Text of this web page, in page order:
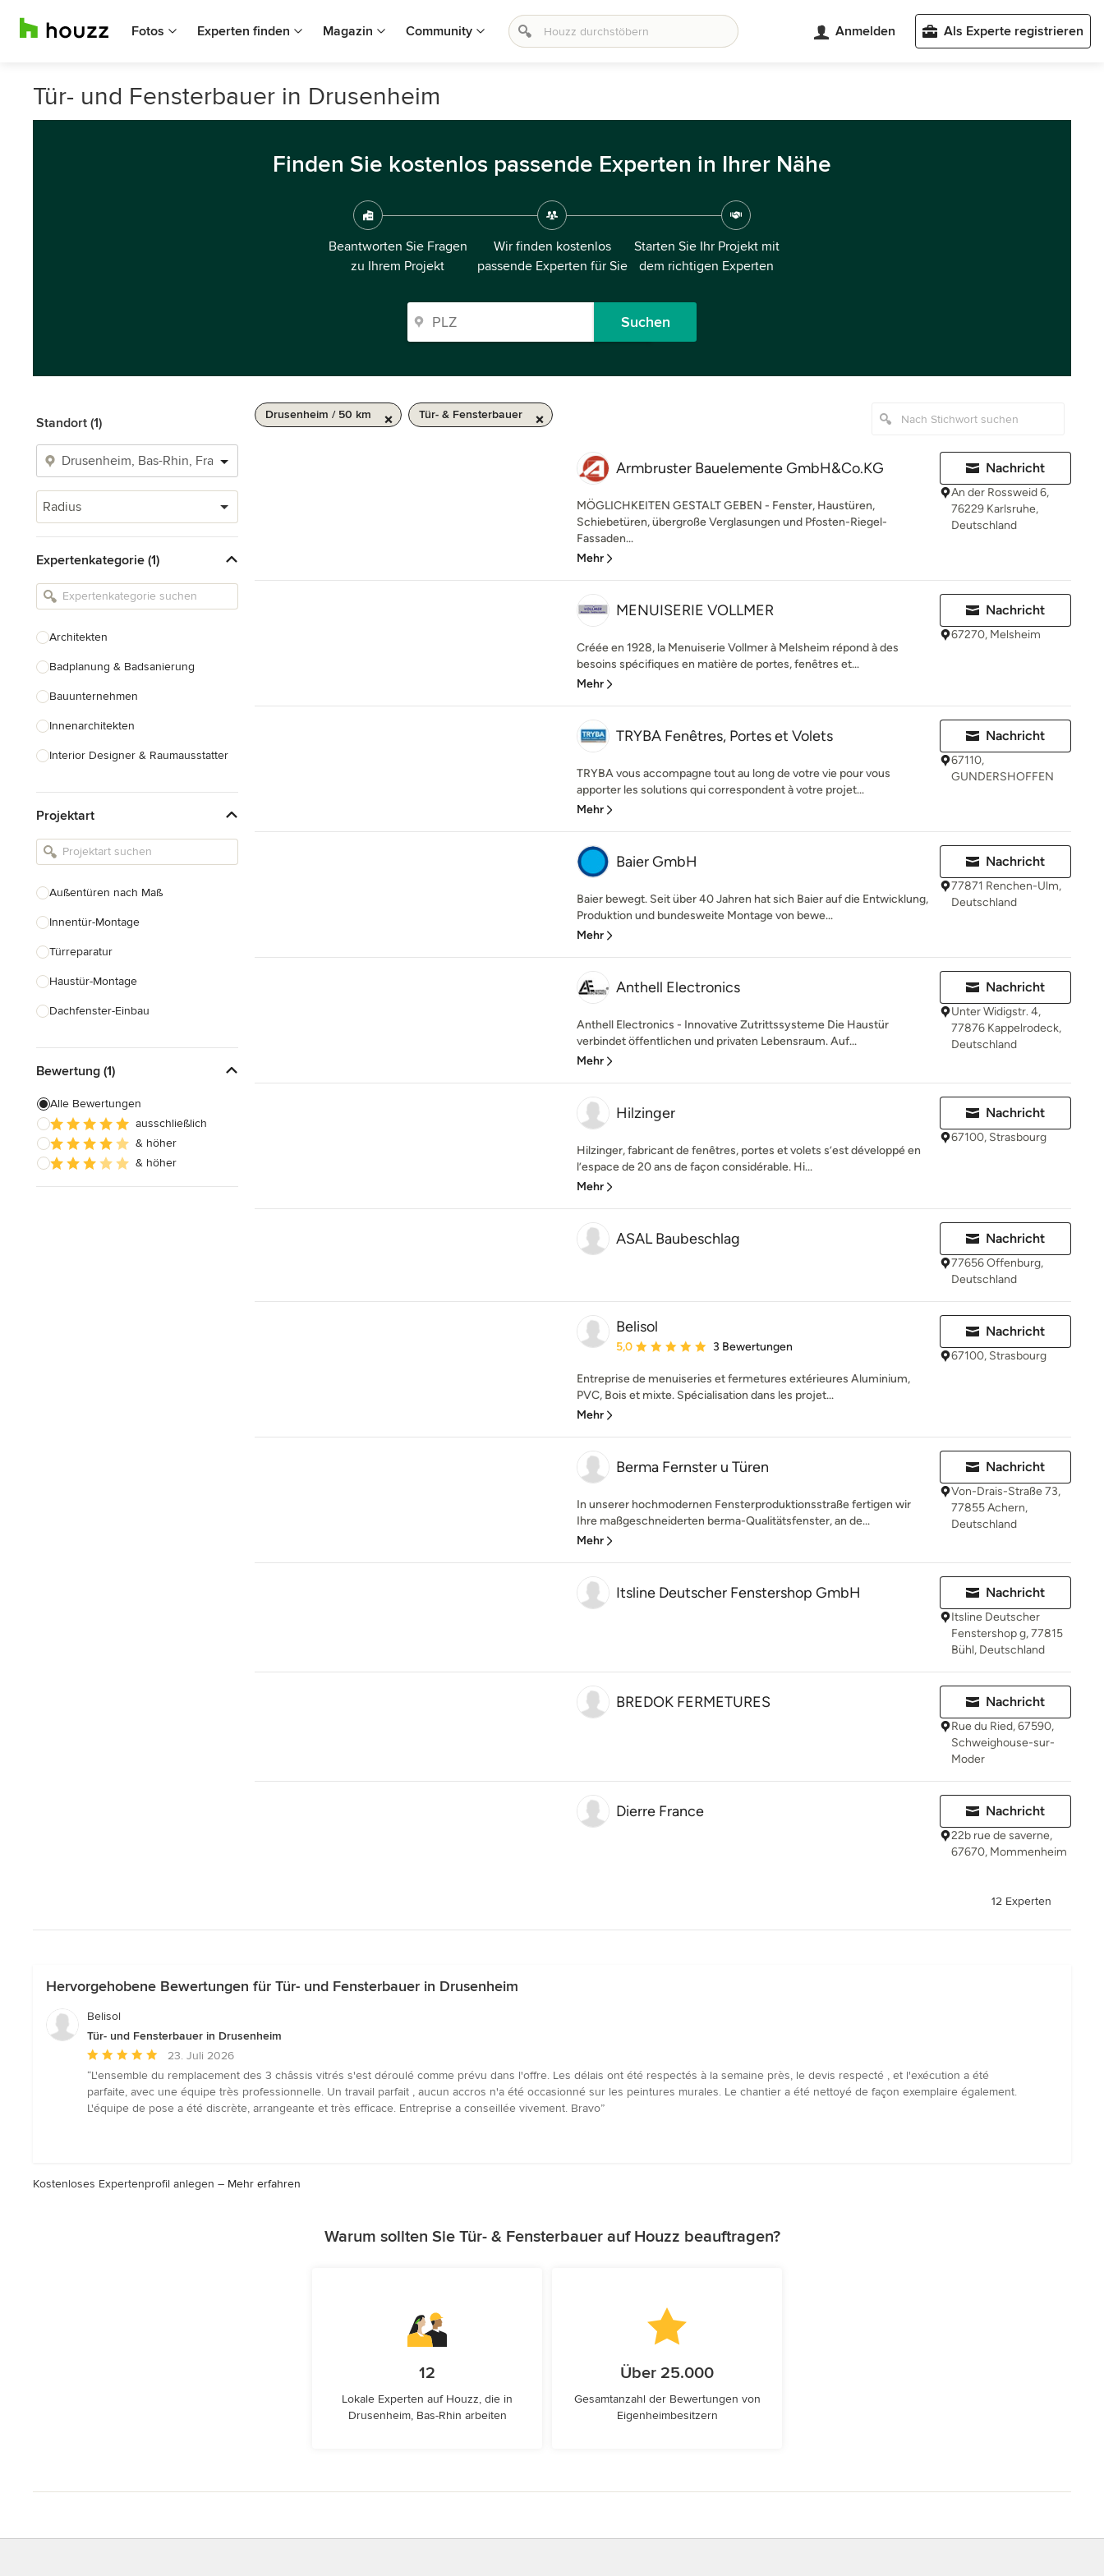
Fotos Experten finden Magazin Community Anmelden Als Experte registrieren
Tür- und Fensterbauer in Drusenheim
Finden Sie kostenlos passende Experten in Ihrer Nähe
Beantworten Sie Fragen
zu Ihrem Projekt
Wir finden kostenlos
passende Experten für Sie
Starten Sie Ihr Projekt mit
dem richtigen Experten
Suchen
Standort (1)
Radius
Expertenkategorie (1)
Architekten
Badplanung & Badsanierung
Bauunternehmen
Innenarchitekten
Interior Designer & Raumausstatter
Landschaftsarchitekten
Armaturen & Sanitärbedarf
Projektart
Außentüren nach Maß
Innentür-Montage
Türreparatur
Haustür-Montage
Dachfenster-Einbau
Fenster nach Maß
Faltschiebetüren
Innentüren nach Maß
Außenfensterläden
Bewertung (1)
Alle Bewertungen
ausschließlich
& höher
& höher
Drusenheim / 50 km Tür- & Fensterbauer
Armbruster Bauelemente GmbH&Co.KG
MÖGLICHKEITEN GESTALT GEBEN - Fenster, Haustüren,
Schiebetüren, übergroße Verglasungen und Pfosten-Riegel-
Fassaden...
Mehr
Nachricht
An der Rossweid 6,
76229 Karlsruhe,
Deutschland
MENUISERIE VOLLMER
Créée en 1928, la Menuiserie Vollmer à Melsheim répond à des
besoins spécifiques en matière de portes, fenêtres et...
Mehr
Nachricht
67270, Melsheim
TRYBA Fenêtres, Portes et Volets
TRYBA vous accompagne tout au long de votre vie pour vous
apporter les solutions qui correspondent à votre projet...
Mehr
Nachricht
67110,
GUNDERSHOFFEN
Baier GmbH
Baier bewegt. Seit über 40 Jahren hat sich Baier auf die Entwicklung,
Produktion und bundesweite Montage von bewe...
Mehr
Nachricht
77871 Renchen-Ulm,
Deutschland
Anthell Electronics
Anthell Electronics - Innovative Zutrittssysteme Die Haustür
verbindet öffentlichen und privaten Lebensraum. Auf...
Mehr
Nachricht
Unter Widigstr. 4,
77876 Kappelrodeck,
Deutschland
Hilzinger
Hilzinger, fabricant de fenêtres, portes et volets s’est développé en
l’espace de 20 ans de façon considérable. Hi...
Mehr
Nachricht
67100, Strasbourg
ASAL Baubeschlag Nachricht
77656 Offenburg,
Deutschland
Belisol
Durchschnittliche Bewertung: 5 von 5 Sternen
5,0 3 Bewertungen
Entreprise de menuiseries et fermetures extérieures Aluminium,
PVC, Bois et mixte. Spécialisation dans les projet...
Mehr
Nachricht
67100, Strasbourg
Berma Fernster u Türen
In unserer hochmodernen Fensterproduktionsstraße fertigen wir
Ihre maßgeschneiderten berma-Qualitätsfenster, an de...
Mehr
Nachricht
Von-Drais-Straße 73,
77855 Achern,
Deutschland
Itsline Deutscher Fenstershop GmbH Nachricht
Itsline Deutscher
Fenstershop g, 77815
Bühl, Deutschland
BREDOK FERMETURES Nachricht
Rue du Ried, 67590,
Schweighouse-sur-
Moder
Dierre France Nachricht
22b rue de saverne,
67670, Mommenheim
12 Experten
Hervorgehobene Bewertungen für Tür- und Fensterbauer in Drusenheim
Belisol
Tür- und Fensterbauer in Drusenheim
Durchschnittliche
Bewertung:
5
von
23. Juli 2026
“L'ensemble du remplacement des 3 châssis vitrés s'est déroulé comme prévu dans l'offre. Les délais ont été respectés à la semaine près, le devis respecté , et l'exécution a été
parfaite, avec une équipe très professionnelle. Un travail parfait , aucun accros n'a été occasionné sur les peintures murales. Le chantier a été nettoyé de façon exemplaire également.
L'équipe de pose a été discrète, arrangeante et très efficace. Entreprise a conseillée vivement. Bravo”
Kostenloses Expertenprofil anlegen – Mehr erfahren
Warum sollten Sie Tür- & Fensterbauer auf Houzz beauftragen?
12
Lokale Experten auf Houzz, die in
Drusenheim, Bas-Rhin arbeiten
Über 25.000
Gesamtanzahl der Bewertungen von
Eigenheimbesitzern